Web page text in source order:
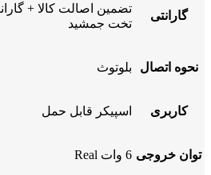
گارانتی
تخت جمشید
نحوه اتصال بلوتوث
کاربری اسپیکر قابل حمل
توان خروجی 6 وات Real